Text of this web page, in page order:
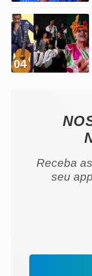
04
Receba
seu